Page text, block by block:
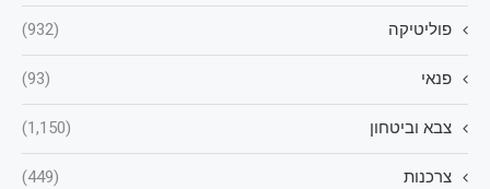
פוליטיקה (932)
פנאי (93)
צבא וביטחון (1,150)
צרכנות (449)